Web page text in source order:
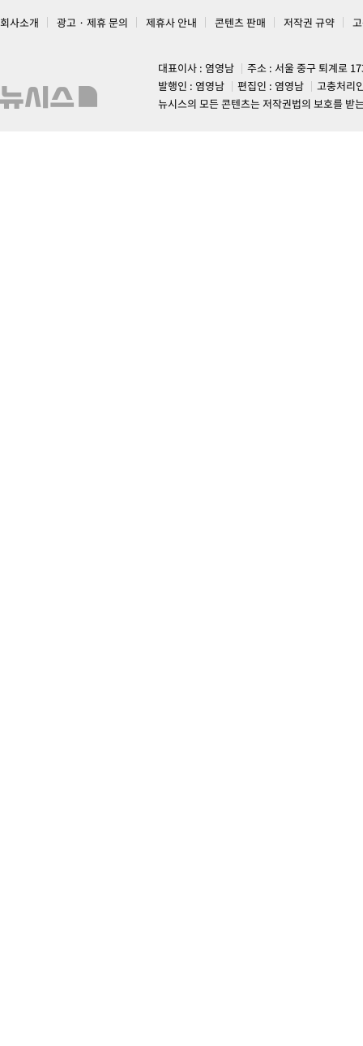
회사소개 광고 · 제휴 문의 제휴사 안내 콘텐츠 판매 저작권 규약
대표이사 : 염영남
주소 : 서울 중구 퇴계로
발행인 : 염영남
편집인 : 염영남
고충처리
뉴시스의 모든 콘텐츠는 저작권법의 보호를